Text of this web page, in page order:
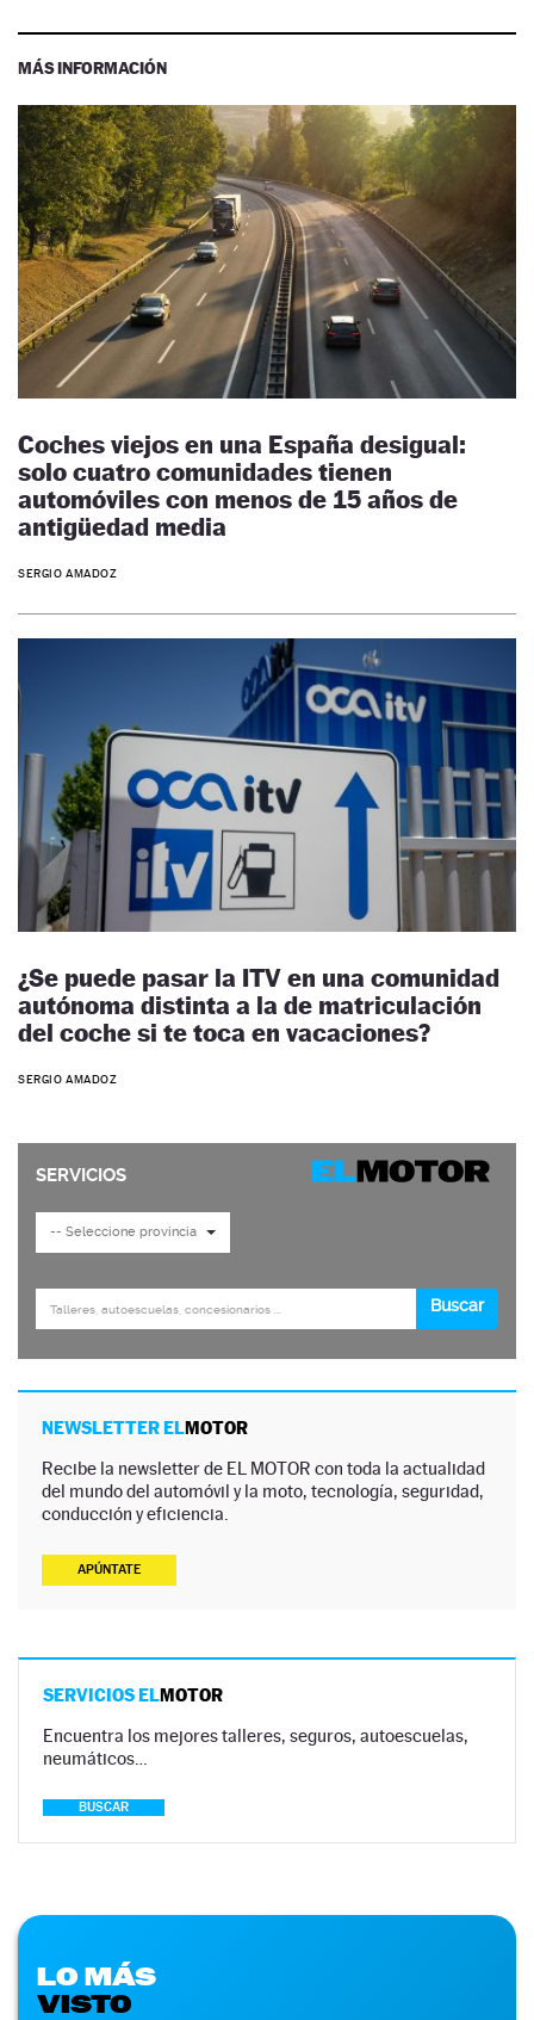
MÁS INFORMACIÓN
Coches viejos en una España desigual:
solo cuatro comunidades tienen
automóviles con menos de 15 años de
antigüedad media
SERGIO AMADOZ
¿Se puede pasar la ITV en una comunidad
autónoma distinta a la de matriculación
del coche si te toca en vacaciones?
SERGIO AMADOZ
NEWSLETTER ELMOTOR
Recibe la newsletter de EL MOTOR con toda la actualidad
del mundo del automóvil y la moto, tecnología, seguridad,
conducción y eficiencia.
APÚNTATE
SERVICIOS ELMOTOR
Encuentra los mejores talleres, seguros, autoescuelas,
neumáticos…
BUSCAR
LO MÁS
VISTO